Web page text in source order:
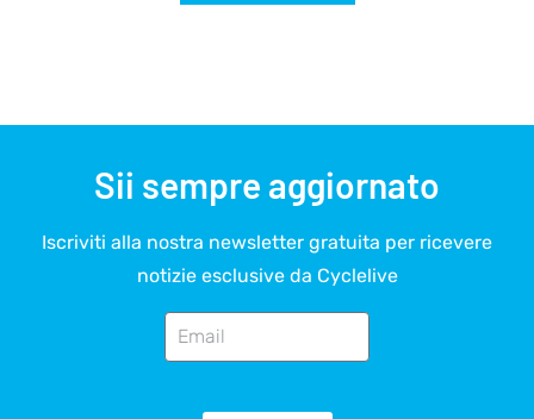
Sii sempre aggiornato
Iscriviti alla nostra newsletter gratuita per ricevere
notizie esclusive da Cyclelive